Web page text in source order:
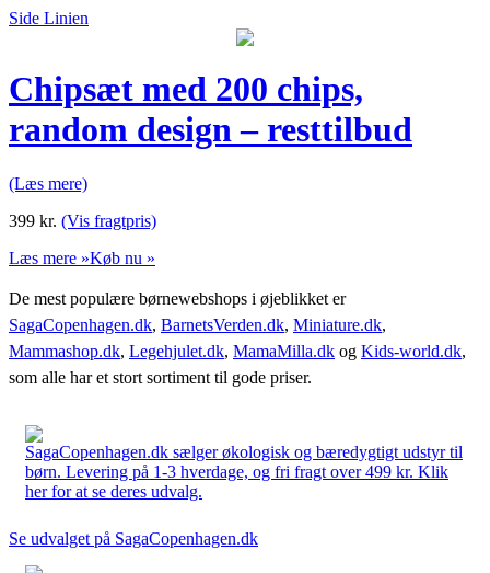
Side Linien
Chipsæt med 200 chips,
random design – resttilbud
(Læs mere)
399 kr. (Vis fragtpris)
Læs mere »Køb nu »
De mest populære børnewebshops i øjeblikket er
SagaCopenhagen.dk, BarnetsVerden.dk, Miniature.dk,
Mammashop.dk, Legehjulet.dk, MamaMilla.dk og Kids-world.dk,
som alle har et stort sortiment til gode priser.
SagaCopenhagen.dk sælger økologisk og bæredygtigt udstyr til
børn. Levering på 1-3 hverdage, og fri fragt over 499 kr. Klik
her for at se deres udvalg.
Se udvalget på SagaCopenhagen.dk